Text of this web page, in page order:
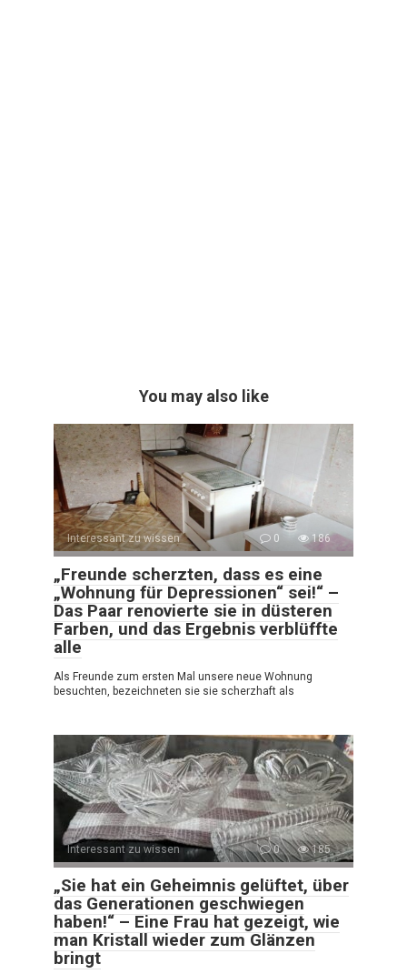
You may also like
Interessant zu wissen 0 186
„Freunde scherzten, dass es eine
„Wohnung für Depressionen“ sei!“ –
Das Paar renovierte sie in düsteren
Farben, und das Ergebnis verblüffte
alle
Als Freunde zum ersten Mal unsere neue Wohnung
besuchten, bezeichneten sie sie scherzhaft als
Interessant zu wissen 0 185
„Sie hat ein Geheimnis gelüftet, über
das Generationen geschwiegen
haben!“ – Eine Frau hat gezeigt, wie
man Kristall wieder zum Glänzen
bringt